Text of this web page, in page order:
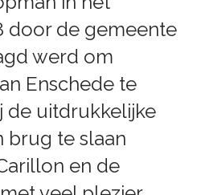
door de gemeente
werd om
Enschede te
de uitdrukkelijke
brug te slaan
en de